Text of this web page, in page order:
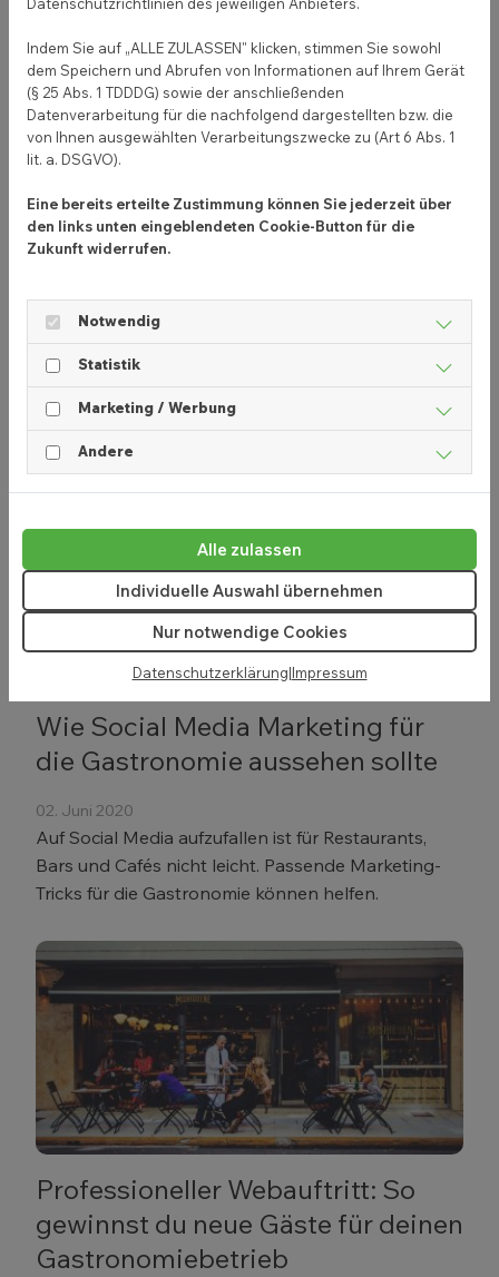
Lohnt sich Restaurant Werbung im
Internet?
10. September 2020
Leckeres Essen und guter Service machen noch
kein erfolgreiches Restaurant. Ist Online Werbung
die Lösung? Wir verraten dir, ob es sich lohn...
Wie Social Media Marketing für
die Gastronomie aussehen sollte
02. Juni 2020
Auf Social Media aufzufallen ist für Restaurants,
Bars und Cafés nicht leicht. Passende Marketing-
Tricks für die Gastronomie können helfen.
Professioneller Webauftritt: So
gewinnst du neue Gäste für deinen
Gastronomiebetrieb
Indem Sie auf „ALLE ZULASSEN" klicken, stimmen Sie sowohl
dem Speichern und Abrufen von Informationen auf Ihrem Gerät
(§ 25 Abs. 1 TDDDG) sowie der anschließenden
Datenverarbeitung für die nachfolgend dargestellten bzw. die
von Ihnen ausgewählten Verarbeitungszwecke zu (Art 6 Abs. 1
lit. a. DSGVO).
Eine bereits erteilte Zustimmung können Sie jederzeit über
den links unten eingeblendeten Cookie-Button für die
Zukunft widerrufen.
Notwendig
Statistik
Marketing / Werbung
Andere
Datenschutzerklärung|Impressum
Nur notwendige Cookies
Individuelle Auswahl übernehmen
Alle zulassen